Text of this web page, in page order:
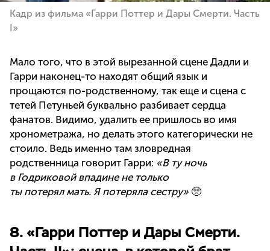
Кадр из фильма «Гарри Поттер и Дары Смерти. Часть
I»
Мало того, что в этой вырезанной сцене Дадли и
Гарри наконец-то находят общий язык и
прощаются по-родственному, так еще и сцена с
тетей Петуньей буквально разбивает сердца
фанатов. Видимо, удалить ее пришлось во имя
хронометража, но делать этого категорически не
стоило. Ведь именно там зловредная
родственница говорит Гарри: «В ту ночь
в Годриковой впадине не только
ты потерял мать. Я потеряла сестру» 🥺
8. «Гарри Поттер и Дары Смерти.